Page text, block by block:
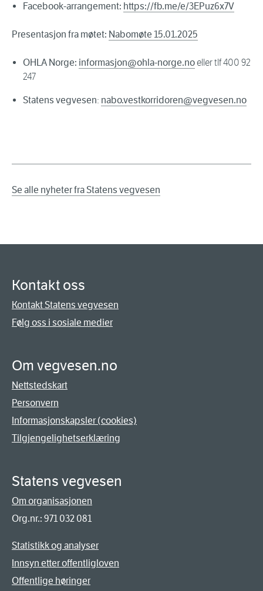
Facebook-arrangement: https://fb.me/e/3EPuz6x7V
Presentasjon fra møtet: Nabomøte 15.01.2025
OHLA Norge: informasjon@ohla-norge.noeller tlf 400 92
247
Statens vegvesen: nabo.vestkorridoren@vegvesen.no
Se alle nyheter fra Statens vegvesen
Kontakt oss
Kontakt Statens vegvesen
Følg oss i sosiale medier
Om vegvesen.no
Nettstedskart
Personvern
Informasjonskapsler (cookies)
Tilgjengelighetserklæring
Statens vegvesen
Om organisasjonen
Org.nr.: 971 032 081
Statistikk og analyser
Innsyn etter offentligloven
Offentlige høringer